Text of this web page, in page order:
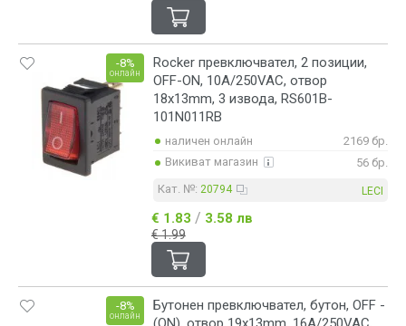
Rocker превключвател, 2 позиции,
OFF-ON, 10A/250VAC, отвор
18х13mm, 3 извода, RS601B-
101N011RB
-8%
онлайн
наличен онлайн
2169 бр.
Викиват магазин
56 бр.
Кат. №: 20794 LECI
€ 1.83 / 3.58 лв
€ 1.99
Бутонен превключвател, бутон, OFF -
-8%
онлайн